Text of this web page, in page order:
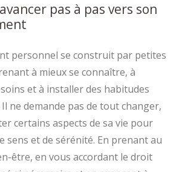
pas à pas vers son
personnel se construit par petites
à mieux se connaître, à
et à installer des habitudes
ne demande pas de tout changer,
certains aspects de sa vie pour
sens et de sérénité. En prenant au
être, en vous accordant le droit